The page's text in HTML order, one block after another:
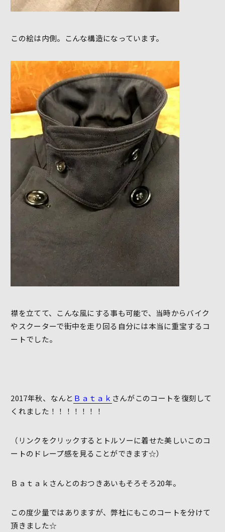
この絵は内側。こんな構造になっています。
襟を立てて、こんな風にする事も可能で、当時からバイク
やスクーターで街中を走り回る自分には本当に重宝するコ
ートでした。
2017年秋、なんと Ｂａｔａｋ さんがこのコートを復刻して
くれました！！！！！！！
（リンクをクリックするとトルソーに着せた美しいこのコ
ートのドレープ感を見ることができます☆）
Ｂａｔａｋさんとのおつきあいもそろそろ20年。
この度少量ではありますが、弊社にもこのコートを分けて
頂きました☆